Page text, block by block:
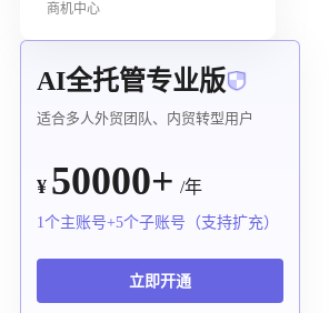
商机中心
AI全托管专业版
适合多人外贸团队、内贸转型用户
¥ 50000+ /年
1个主账号+5个子账号（支持扩充）
立即开通